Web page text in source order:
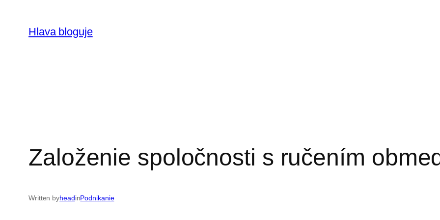
obsah
Hlava bloguje
Založenie spoločnosti s ručením
Written byheadinPodnikanie